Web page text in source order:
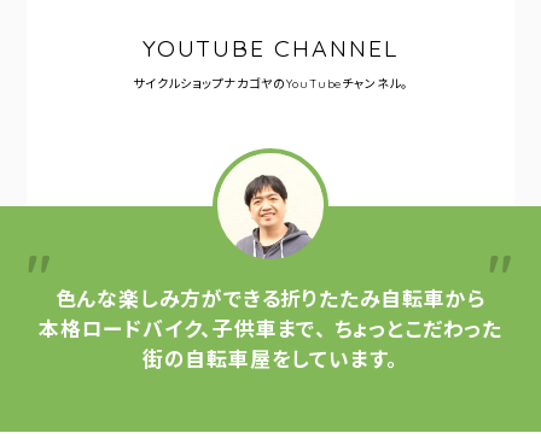
YOUTUBE CHANNEL
サイクルショップナカゴヤのYouTubeチャンネル。
色んな楽しみ方ができる折りたたみ自転車から
本格ロードバイク、子供車まで、 ちょっとこだわった
街の自転車屋をしています。